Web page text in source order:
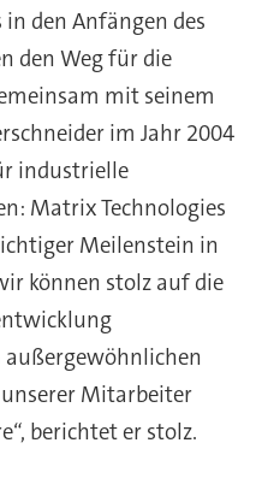
den Anfängen des
den Weg für die
mit seinem
im Jahr 2004
industrielle
Matrix Technologies
Meilenstein in
können stolz auf die
außergewöhnlichen
Mitarbeiter
berichtet er stolz.